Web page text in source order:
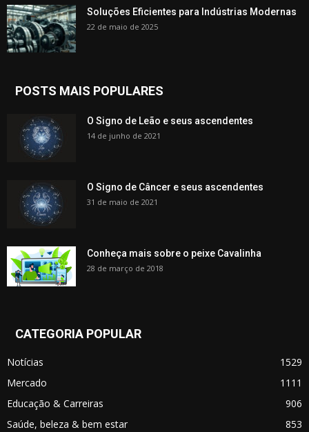
Soluções Eficientes para Indústrias Modernas
22 de maio de 2025
POSTS MAIS POPULARES
O Signo de Leão e seus ascendentes
14 de junho de 2021
O Signo de Câncer e seus ascendentes
31 de maio de 2021
Conheça mais sobre o peixe Cavalinha
28 de março de 2018
CATEGORIA POPULAR
Notícias
1529
Mercado
1111
Educação & Carreiras
906
Saúde, beleza & bem estar
853